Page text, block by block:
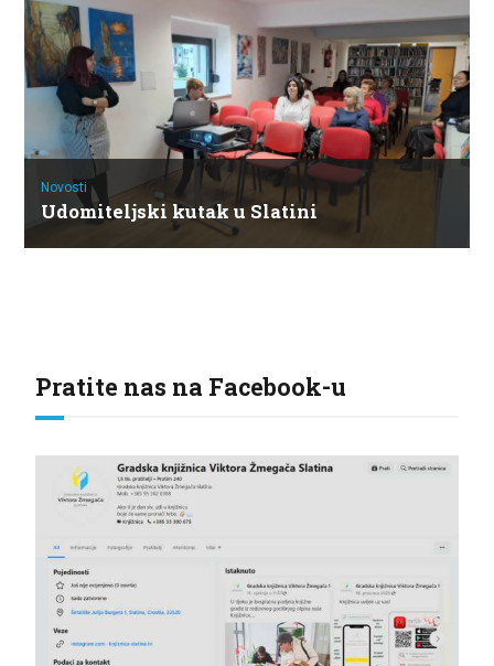
Novosti
Udomiteljski kutak u Slatini
Pratite nas na Facebook-u